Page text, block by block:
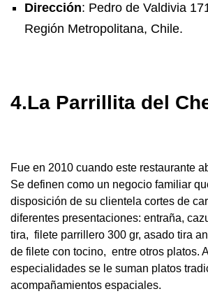
Dirección: Pedro de Valdivia
Región Metropolitana, Chile.
4.La Parrillita del
Fue en 2010 cuando este restaurante
Se definen como un negocio familiar
disposición de su clientela cortes de
diferentes presentaciones: entraña,
tira, filete parrillero 300 gr, asado tira
de filete con tocino, entre otros platos.
especialidades se le suman platos
acompañamientos espaciales.